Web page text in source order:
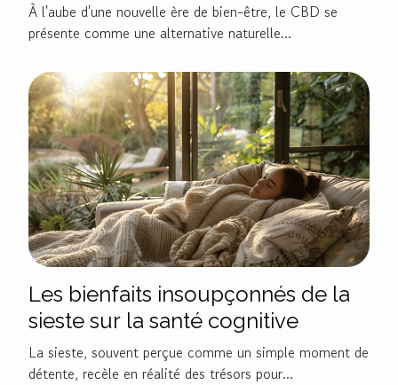
À l'aube d'une nouvelle ère de bien-être, le CBD se
présente comme une alternative naturelle...
Les bienfaits insoupçonnés de la
sieste sur la santé cognitive
La sieste, souvent perçue comme un simple moment de
détente, recèle en réalité des trésors pour...